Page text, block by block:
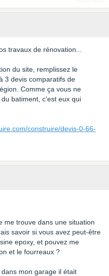
travaux de rénovation...
du site, remplissez le
3 devis comparatifs de
Comme ça vous ne
batiment, c'est eux qui
construire/devis-0-66-
me trouve dans une situation
savoir si vous avez peut-être
epoxy, et pouvez me
et le fourreaux ?
mon garage il était